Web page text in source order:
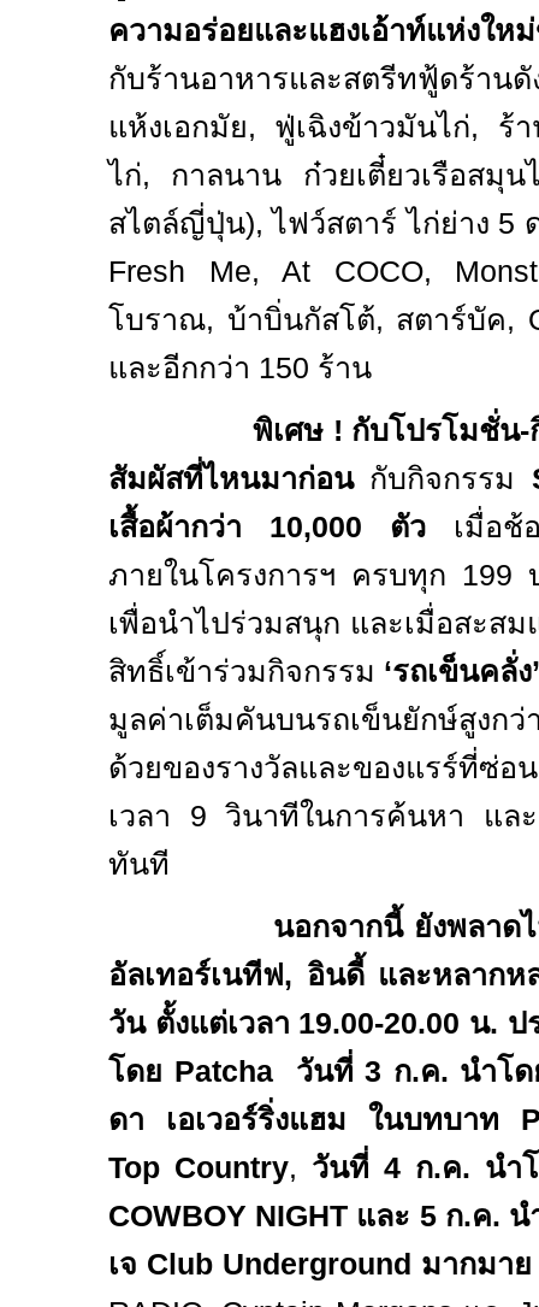
ความอร่อยและแฮงเอ้าท์แห่งให
กับร้านอาหารและสตรีทฟู้ดร้าน
แห้งเอกมัย, ฟู่เฉิงข้าวมันไก่, ร้
ไก่, กาลนาน ก๋วยเตี๋ยวเรือสมุ
สไตล์ญี่ปุ่น), ไฟว์สตาร์ ไก่ย่าง 5
Fresh Me, At COCO,
โบราณ, บ้าบิ่นกัสโต้, สตาร์บัค,
และอีกกว่า 150 ร้า
พิเศษ ! กับโปรโมชั่น-
สัมผัสที่ไหนมาก่อนกับกิจกรรม
เสื้อผ้ากว่า 10,000 ตัว เมื่อช้
ภายในโครงการฯ ครบทุก
เพื่อนำไปร่วมสนุก และเมื่อสะส
สิทธิ์เข้าร่วมกิจกรรม ‘รถเข็นคลั่ง’
มูลค่าเต็มคันบนรถเข็นยักษ์สูง
ด้วยของรางวัลและของแรร์ที่
เวลา 9 วินาทีในการค้นหา แล
ทันที
นอกจากนี้ ยังพลาด
อัลเทอร์เนทีฟ, อินดี้ และหลากห
วัน ตั้งแต่เวลา 19.00-20.00 น. ป
โดย Patcha
วันที่ 3 ก.ค. นำโ
ดา เอเวอร์ริ่งแฮม ในบทบาท
Top Country, วันที่ 4 ก.ค. นำ
COWBOY NIGHT และ 5 ก.ค.
เจ Club Underground มากมาย